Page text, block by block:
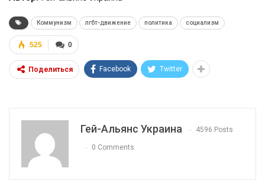
Коммунизм лгбт-движение политика социализм
0
525
Поделиться Facebook Twitter
Гей-Альянс Украина 4596 Posts
0 Comments